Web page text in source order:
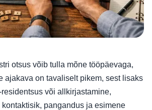
otsus võib tulla mõne tööpäevaga,
ajakava on tavaliselt pikem, sest lisaks
või allkirjastamine,
pangandus ja esimene